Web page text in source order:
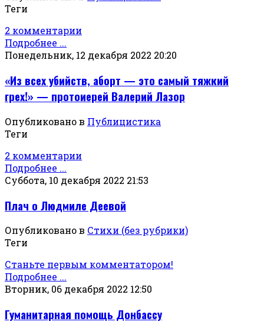
Теги
2 комментарии
Подробнее ...
Понедельник, 12 декабря 2022 20:20
«Из всех убийств, аборт — это самый тяжкий
грех!» — протоиерей Валерий Лазор
Опубликовано в Публицистика
Теги
2 комментарии
Подробнее ...
Суббота, 10 декабря 2022 21:53
Плач о Людмиле Деевой
Опубликовано в Стихи (без рубрики)
Теги
Станьте первым комментатором!
Подробнее ...
Вторник, 06 декабря 2022 12:50
Гуманитарная помощь Донбассу